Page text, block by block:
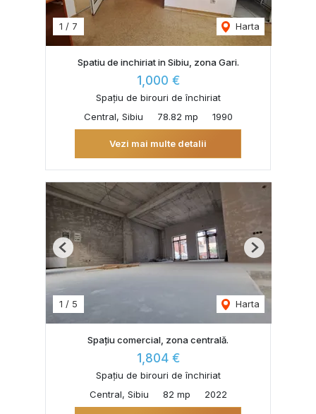
1 / 7 Harta
Spatiu de inchiriat in Sibiu, zona Gari.
1,000 €
Spațiu de birouri de închiriat
Central, Sibiu
78.82 mp 1990
Vezi mai multe detalii
1 / 5 Harta
Previous Next
Spațiu comercial, zona centrală.
1,804 €
Spațiu de birouri de închiriat
Central, Sibiu
82 mp 2022